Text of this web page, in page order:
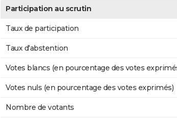
Participation au scrutin
Taux de participation
Taux d'abstention
Votes blancs (en pourcentage des votes
Votes nuls (en pourcentage des votes exprimés)
Nombre de votants